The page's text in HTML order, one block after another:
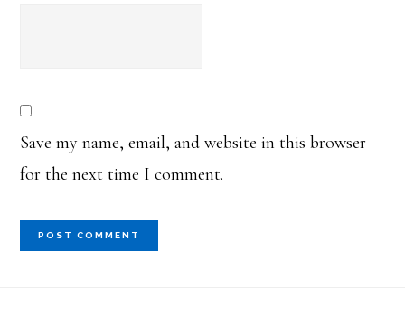
Save my name, email, and website in this browser
for the next time I comment.